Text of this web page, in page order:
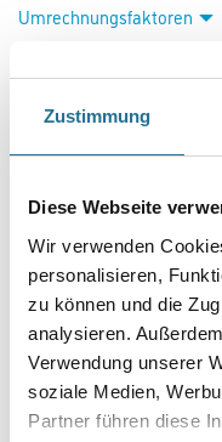
Zustimmung
Diese Webseite
Wir verwenden
personalisieren,
zu können und die
analysieren.
Verwendung unserer
soziale Medien,
Partner führen diese
Umrechnungsfaktoren
Produkteigenschaft
- Über 100 Motive für
- Ihre individuellen
- Farblich anpassbare